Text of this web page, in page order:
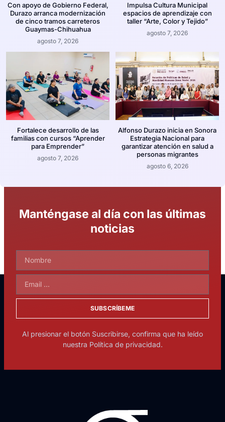
Con apoyo de Gobierno Federal,
Durazo arranca modernización
de cinco tramos carreteros
Guaymas-Chihuahua
agosto 7, 2026
Impulsa Cultura Municipal
espacios de aprendizaje con
taller “Arte, Color y Tejido”
agosto 7, 2026
Fortalece desarrollo de las
familias con cursos “Aprender
para Emprender”
agosto 7, 2026
Alfonso Durazo inicia en Sonora
Estrategia Nacional para
garantizar atención en salud a
personas migrantes
agosto 6, 2026
Manténgase al día con las últimas
noticias
SUBSCRÍBEME
Al presionar el botón Suscribirse, confirma que ha leído
nuestra Política de privacidad.